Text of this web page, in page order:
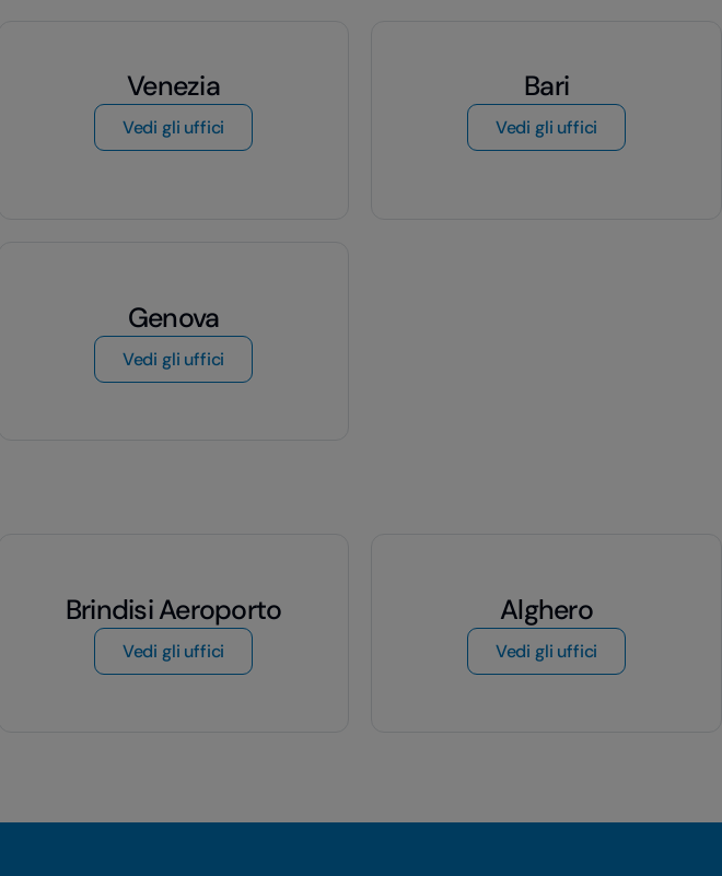
Venezia
Vedi gli uffici
Bari
Vedi gli uffici
Genova
Vedi gli uffici
Brindisi Aeroporto
Vedi gli uffici
Alghero
Vedi gli uffici